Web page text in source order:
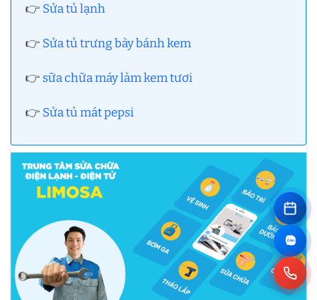
👉 Sửa tủ lạnh
👉 Sửa tủ trưng bày bánh kem
👉 sữa chữa máy làm kem tươi
👉 Sửa tủ mát pepsi